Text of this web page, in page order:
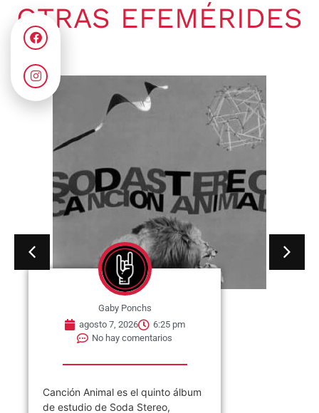
OTRAS EFEMÉRIDES
Gaby Ponchs
agosto 7, 2026
6:25 pm
No hay comentarios
Canción Animal es el quinto álbum
de estudio de Soda Stereo,